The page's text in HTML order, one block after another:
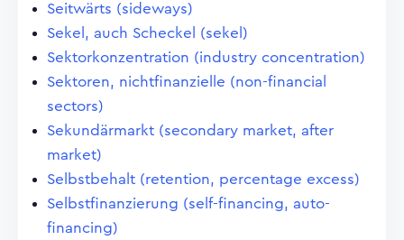
Seitwärts (sideways)
Sekel, auch Scheckel (sekel)
Sektorkonzentration (industry concentration)
Sektoren, nichtfinanzielle (non-financial
sectors)
Sekundärmarkt (secondary market, after
market)
Selbstbehalt (retention, percentage excess)
Selbstfinanzierung (self-financing, auto-
financing)